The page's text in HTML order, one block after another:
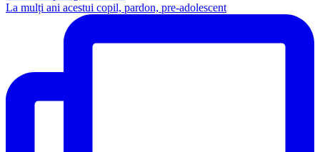
La mulți ani acestui copil, pardon, pre-adolescent